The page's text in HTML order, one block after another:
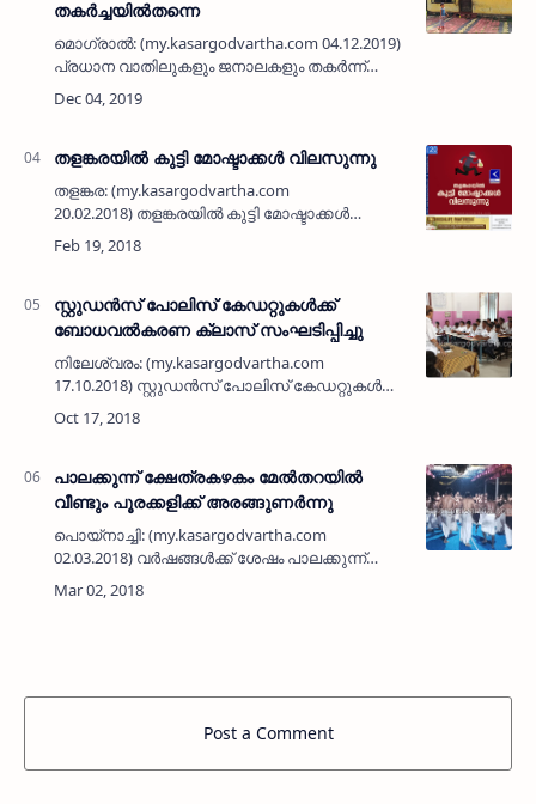
തകര്‍ച്ചയില്‍തന്നെ
മൊഗ്രാല്‍: (my.kasargodvartha.com 04.12.2019)
പ്രധാന വാതിലുകളും ജനാലകളും തകര്‍ന്ന്
ഇഴജന്തുക്കളുടെ ഭീഷണി നേരിടുന്ന മൊഗ്രാല്‍
നാങ്കി അംഗന്‍വാടിയുടെ ശോചനീയാവസ്ഥ
തളങ്കരയില്‍ കുട്ടി മോഷ്ടാക്കള്‍ വിലസുന്നു
തളങ്കര: (my.kasargodvartha.com
20.02.2018) തളങ്കരയില്‍ കുട്ടി മോഷ്ടാക്കള്‍
വിലസുന്നത് നാട്ടുകാര്‍ക്ക് തലവേദനയാകുന്നു.
കഴിഞ്ഞ ദിവസം രാത്രി പണിപൂര്‍ത്തിയായ
സ്റ്റുഡന്‍സ് പോലിസ് കേഡറ്റുകള്‍ക്ക്
ബോധവല്‍കരണ ക്ലാസ് സംഘടിപ്പിച്ചു
നിലേശ്വരം: (my.kasargodvartha.com
17.10.2018) സ്റ്റുഡന്‍സ് പോലിസ് കേഡറ്റുകള്‍ക്ക്
ചൈല്‍ഡ്‌ലൈനിന്റെ നേതൃത്വത്തില്‍
ബോധവല്‍കരണ ക്ലാസ് സംഘടിപ്പിച്ചു.
പാലക്കുന്ന് ക്ഷേത്രകഴകം മേല്‍തറയില്‍
വീണ്ടും പൂരക്കളിക്ക് അരങ്ങുണര്‍ന്നു
പൊയ്‌നാച്ചി: (my.kasargodvartha.com
02.03.2018) വര്‍ഷങ്ങള്‍ക്ക് ശേഷം പാലക്കുന്ന്
ഭഗവതി ക്ഷേത്ര കഴകം മേല്‍ത്തറയില്‍ വീണ്ടും
പൂരക്കളിക്ക് അരങ്ങുണര്‍ന്നു. പാലക്കുന്ന്
Post a Comment